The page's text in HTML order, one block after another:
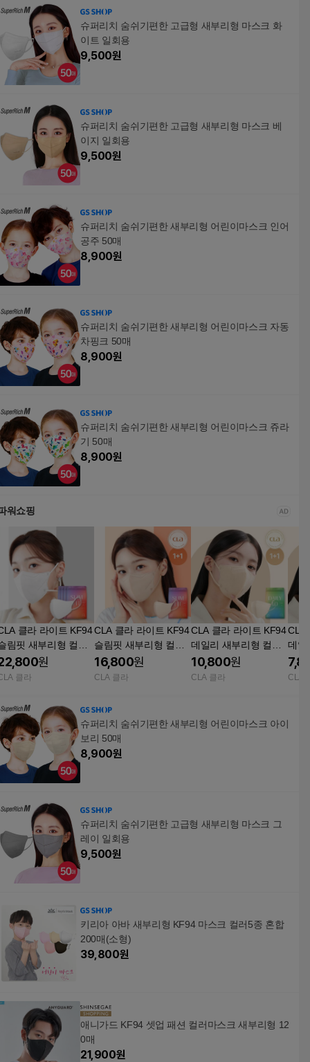
슈퍼리치 숨쉬기편한 고급형 새부리형 마스크 화
이트 일회용
9,500원
슈퍼리치 숨쉬기편한 고급형 새부리형 마스크 베
이지 일회용
9,500원
슈퍼리치 숨쉬기편한 새부리형 어린이마스크 인어
공주 50매
8,900원
슈퍼리치 숨쉬기편한 새부리형 어린이마스크 자동
차핑크 50매
8,900원
슈퍼리치 숨쉬기편한 새부리형 어린이마스크 쥬라
기 50매
8,900원
워쇼핑
클라 라이트 KF94
림핏 새부리형 컬러
스크 중형 화이트 50
+50매+캡슐세제4p
원
클라
CLA 클라 라이트 KF94
슬림핏 새부리형 컬러
마스크 중형 스킨베이
지 25매+25매
16,800원
CLA 클라
CLA 클라 라이트 KF94
데일리 새부리형 컬러
마스크 대형 스킨베이
지 25매+25매+캡슐세
10,800원
CLA 클라
CLA
데일
마스
지
CLA
슈퍼리치 숨쉬기편한 새부리형 어린이마스크 아이
보리 50매
8,900원
슈퍼리치 숨쉬기편한 고급형 새부리형 마스크 그
레이 일회용
9,500원
키리아 아바 새부리형 KF94 마스크 컬러5종 혼합
200매(소형)
39,800원
애니가드 KF94 셋업 패션 컬러마스크 새부리형 12
0매
21,900원